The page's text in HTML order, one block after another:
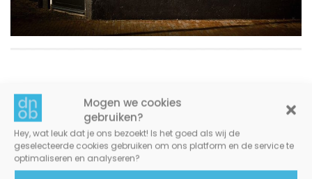
Mogen we cookies
gebruiken?
Hey, wat leuk dat je ons bezoekt! Is het goed als wij de
geselecteerde cookies gebruiken om ons platform en de service te
optimaliseren en analyseren?